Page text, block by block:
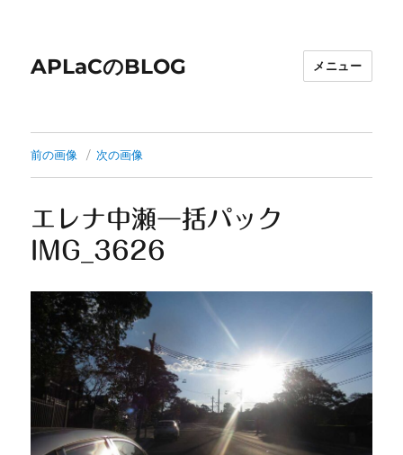
APLaCのBLOG メニュー
前の画像 次の画像
エレナ中瀬一括パック
IMG_3626